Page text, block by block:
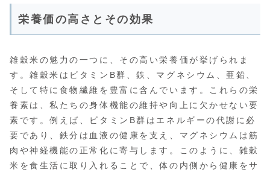
栄養価の高さとその効果
雑穀米の魅力の一つに、その高い栄養価が挙げられま
す。雑穀米はビタミンB群、鉄、マグネシウム、亜鉛、
そして特に食物繊維を豊富に含んでいます。これらの栄
養素は、私たちの身体機能の維持や向上に欠かせない要
素です。例えば、ビタミンB群はエネルギーの代謝に必
要であり、鉄分は血液の健康を支え、マグネシウムは筋
肉や神経機能の正常化に寄与します。このように、雑穀
米を食生活に取り入れることで、体の内側から健康をサ